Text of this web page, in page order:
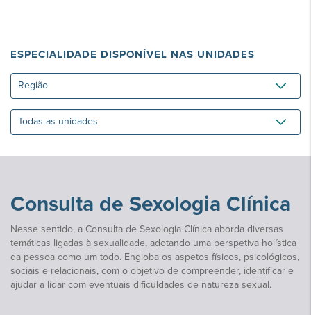
ESPECIALIDADE DISPONÍVEL NAS UNIDADES
Região
Todas
Consulta de Sexologia Clínica
Nesse sentido, a Consulta de Sexologia Clínica aborda diversas
temáticas ligadas à sexualidade, adotando uma perspetiva holística
da pessoa como um todo. Engloba os aspetos físicos, psicológicos,
sociais e relacionais, com o objetivo de compreender, identificar e
ajudar a lidar com eventuais dificuldades de natureza sexual.